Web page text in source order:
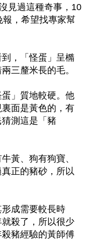
見過這種奇事，10
報，希望找專家幫
，「怪蛋」呈橢
三釐米長的毛。
」質地較硬。他
面是黃色的，有
測這是「豬
黃、狗有狗寶、
正的豬砂，所以
成需要較長時
殺了，所以很少
豬經驗的黃師傅